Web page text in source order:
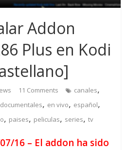
Addon
Plus en Kodi
11 Comments canales,
documentales, en vivo, español,
, paises, peliculas, series,tv
16 – El addon ha sido